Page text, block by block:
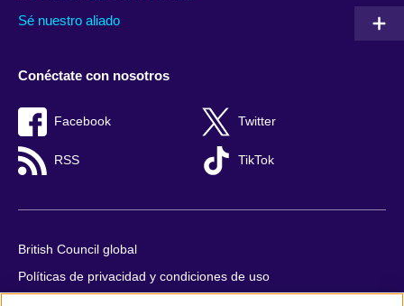
Sé nuestro aliado
Conéctate con nosotros
Facebook Twitter
RSS TikTok
British Council global
Políticas de privacidad y condiciones de uso